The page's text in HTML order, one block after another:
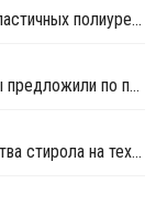
Covestro запустила производство термопластичных полиуретанов в Китае
В Китае производить вторичные полимеры предложили по принципу конструкторов LEGO
Bora Petrochemical остановила производства стирола на техническое обслуживание